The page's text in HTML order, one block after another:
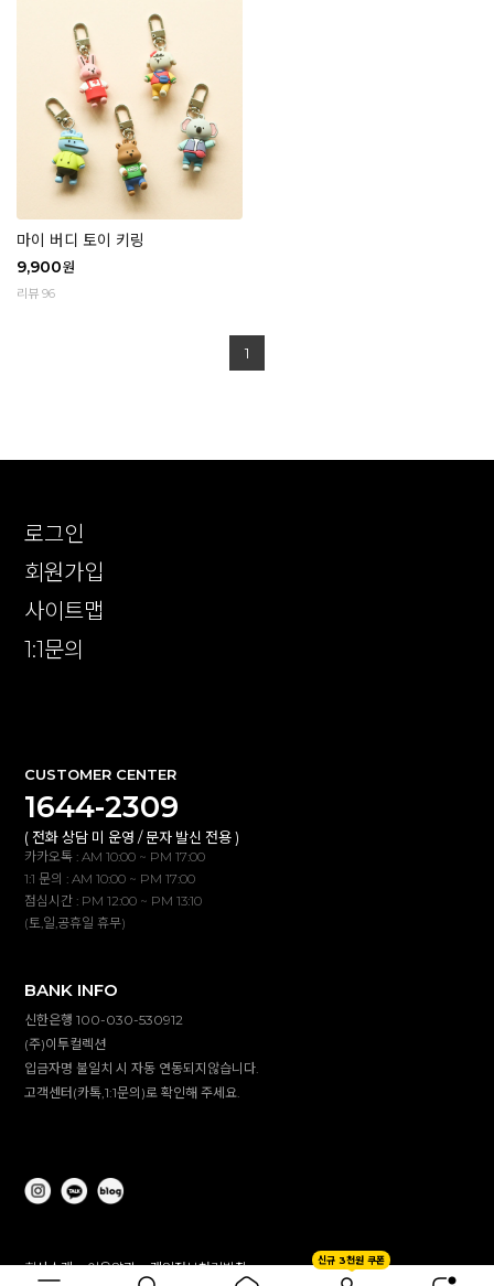
신규 3천원 쿠폰
마이 버디 토이 키링
9,900원
리뷰 96
1
로그인
회원가입
사이트맵
1:1문의
CUSTOMER CENTER
1644-2309
( 전화 상담 미 운영 / 문자 발신 전용 )
카카오톡 : AM 10:00 ~ PM 17:00
1:1 문의 : AM 10:00 ~ PM 17:00
점심시간 : PM 12:00 ~ PM 13:10
(토,일,공휴일 휴무)
BANK INFO
신한은행 100-030-530912
(주)이투컬렉션
입금자명 불일치 시 자동 연동되지않습니다.
고객센터(카톡,1:1문의)로 확인해 주세요.
회사소개 이용약관 개인정보처리방침